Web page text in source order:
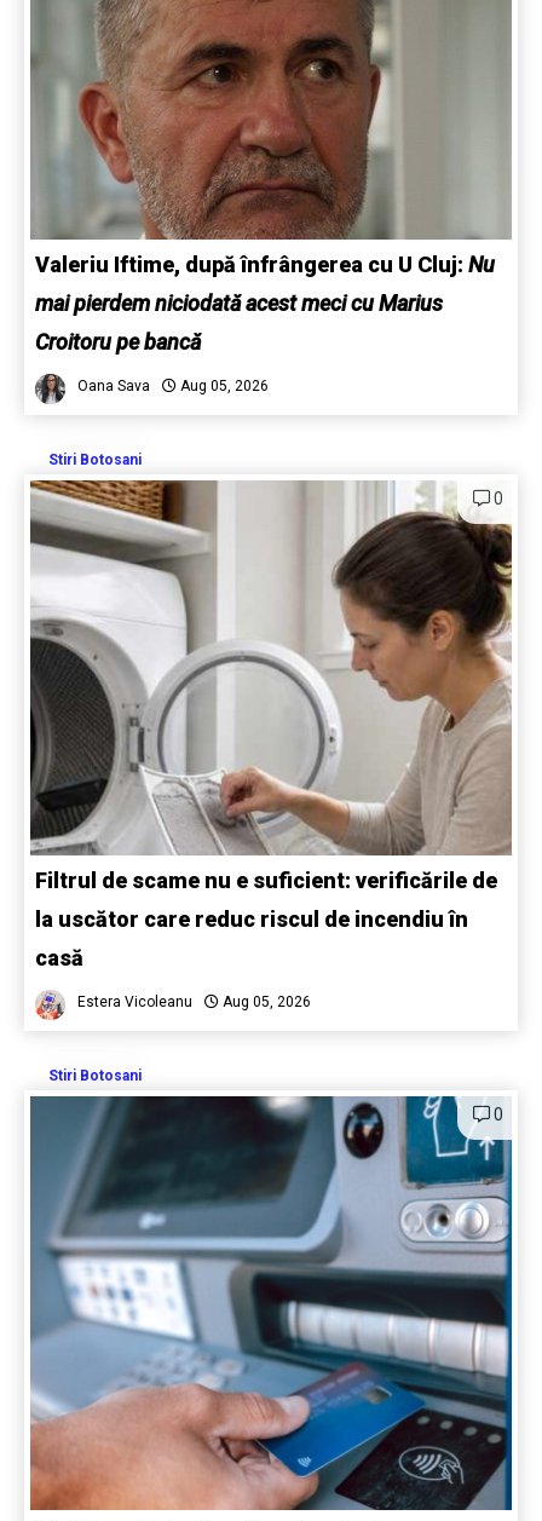
Valeriu Iftime, după înfrângerea cu U Cluj: Nu
mai pierdem niciodată acest meci cu Marius
Croitoru pe bancă
Oana Sava Aug 05, 2026
Stiri Botosani
0
Filtrul de scame nu e suficient: verificările de
la uscător care reduc riscul de incendiu în
casă
Estera Vicoleanu Aug 05, 2026
Stiri Botosani
0